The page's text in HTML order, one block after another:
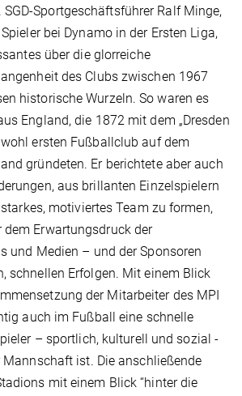
Sportgeschäftsführer Ralf Minge,
bei Dynamo in der Ersten Liga,
über die glorreiche
des Clubs zwischen 1967
historische Wurzeln. So waren es
England, die 1872 mit dem „Dresden
ersten Fußballclub auf dem
gründeten. Er berichtete aber auch
aus brillanten Einzelspielern
motiviertes Team zu formen,
dem Erwartungsdruck der
und Medien – und der Sponsoren
schnellen Erfolgen. Mit einem Blick
der Mitarbeiter des MPI
auch im Fußball eine schnelle
– sportlich, kulturell und sozial -
ist. Die anschließende
mit einem Blick “hinter die